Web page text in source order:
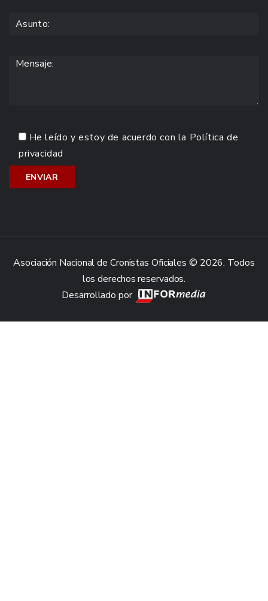
He leído y estoy de acuerdo con la Política de
privacidad
Asociación Nacional de Cronistas Oficiales © 2026. Todos
los derechos reservados.
Desarrollado por